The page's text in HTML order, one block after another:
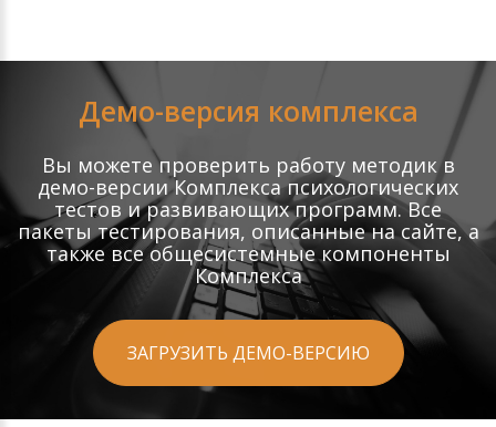
Демо-версия комплекса
Вы можете проверить работу методик в
демо-версии Комплекса психологических
тестов и развивающих программ. Все
пакеты тестирования, описанные на сайте, а
также все общесистемные компоненты
Комплекса
ЗАГРУЗИТЬ ДЕМО-ВЕРСИЮ